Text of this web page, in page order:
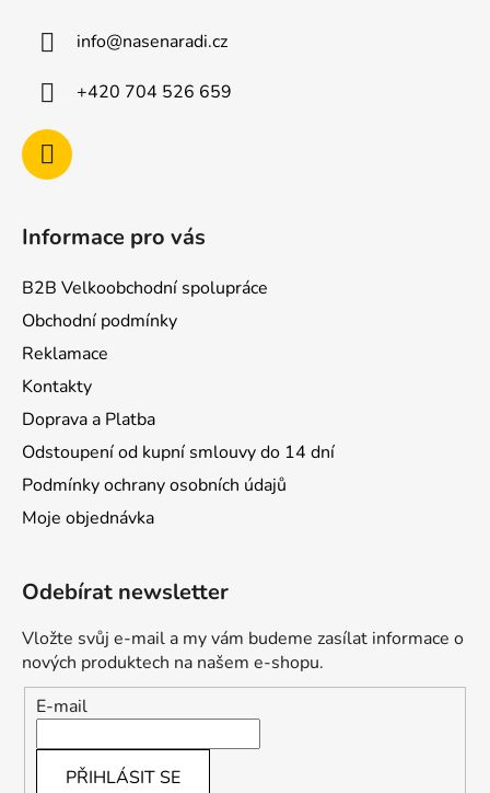
info@nasenaradi.cz
+420 704 526 659
Informace pro vás
B2B Velkoobchodní spolupráce
Obchodní podmínky
Reklamace
Kontakty
Doprava a Platba
Odstoupení od kupní smlouvy do 14 dní
Podmínky ochrany osobních údajů
Moje objednávka
Odebírat newsletter
Vložte svůj e-mail a my vám budeme zasílat informace o
nových produktech na našem e-shopu.
E-mail
PŘIHLÁSIT SE